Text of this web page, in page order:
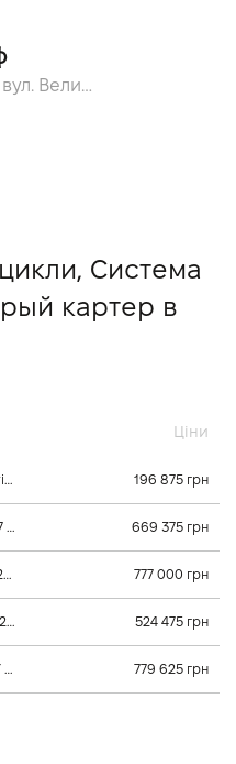
с. Софіївська Борщагівка, вул. Велика Кільцева, 58
Система
картер в
Ціни
Yamaha FZ25 FZ25 0.2 л., 2024, Постійного зачеплення 196 875 грн
Yamaha YFM700R SE YFM700R SE 0.7 л., 2026, Механічна 669 375 грн
Yamaha YZF-R6 Race YZF-R6 0.6 л., 2025, Постійного зачеплення 777 000 грн
Yamaha Tracer 7 Tracer 700 0.7 л., 2025, Постійного зачеплення 524 475 грн
Yamaha GRIZZLY 700 EPS SE GRIZZLY 700 EPS SE 0.7 л., 2026, Клиноременный вариатор Ultramatic 779 625 грн